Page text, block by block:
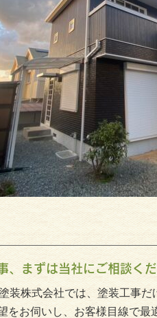
、まずは当社にご相談く
装株式会社では、塗装工事
をお伺いし、お客様目線で最